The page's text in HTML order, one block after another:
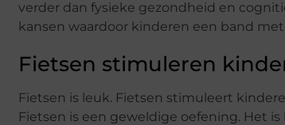
verder dan fysieke gezondheid en
kansen waardoor kinderen een band
Fietsen stimuleren
Fietsen is leuk. Fietsen stimuleert
Fietsen is een geweldige oefening. Het